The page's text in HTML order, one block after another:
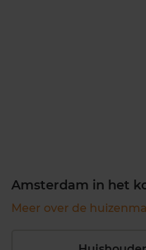
Amsterdam in het
Meer over de